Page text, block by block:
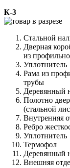
К-3
Стальной
Дверная
из
Уплотнитель
Рама из
трубы
Деревянный
Полотно
(стальной
Внутренняя
Ребро
Уплотнитель
Термофол
Деревянный
Внешняя